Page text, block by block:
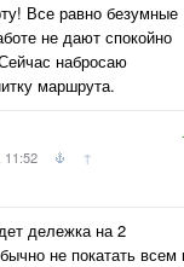
Все равно безумные
не дают спокойно
набросаю
маршрута.
11:52 ↑
дележка на 2
не покатать всем